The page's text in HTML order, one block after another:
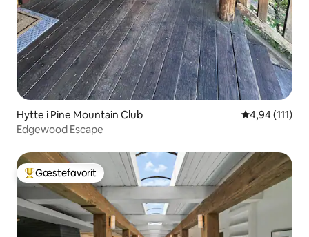
Hytte i Pine Mountain Club 4,94 ud af 5 i
4,94 (111)
Edgewood Escape
Bedste gæstefavorit
Gæstefavorit